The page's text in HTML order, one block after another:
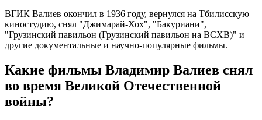
ВГИК Валиев окончил в 1936 году, вернулся на Тбилисскую
киностудию, снял "Джимарай-Хох", "Бакуриани",
"Грузинский павильон (Грузинский павильон на ВСХВ)" и
другие документальные и научно-популярные фильмы.
Какие фильмы Владимир Валиев снял
во время Великой Отечественной
войны?